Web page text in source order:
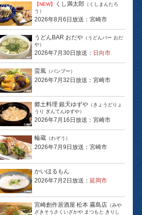
【NEW】 くし満太郎 （くしまんたろ
う）
2026年8月6日放送：宮崎市
うどんBAR おだや （うどんバー おだ
や）
2026年7月30日放送： 日向市
蛮風 （バンブー）
2026年7月32日放送：宮崎市
郷土料理 銀天ゆずや （きょうどりょ
うり ぎんてんゆずや）
2026年7月16日放送：宮崎市
輪蔵 （わぞう）
2026年7月9日放送：宮崎市
かいほるもん
2026年7月2日放送： 延岡市
宮崎創作居酒屋 松本 霧島店 （みや
ざきそうさくいざかや まつもと きりし